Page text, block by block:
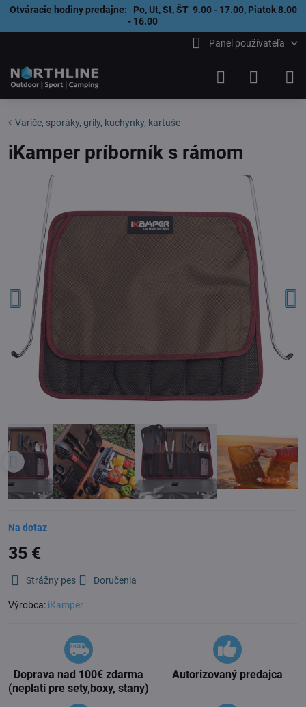
Otváracie hodiny predajne: Po, Ut, St, ŠT 9.00 - 17.00, Piatok 8.00
- 16.00
Panel používateľa
Variče, sporáky, grily, kuchynky, kartuše
iKamper príborník s rámom
Na dotaz
35 €
Strážny pes Doručenia
Výrobca: iKamper
Doprava nad 100€ zdarma
(neplatí pre sety,boxy, stany)
Autorizovaný predajca